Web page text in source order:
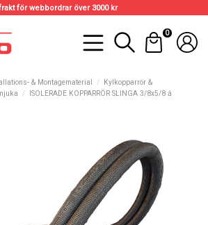
för webbordrar över 3000 kr
0
& Montagematerial
Kylkopparrör &
ISOLERADE KOPPARRÖR SLINGA 3/8x5/8 á